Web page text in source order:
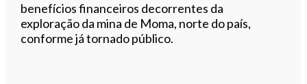
benefícios financeiros decorrentes da
exploração da mina de Moma, norte do país,
conforme já tornado público.